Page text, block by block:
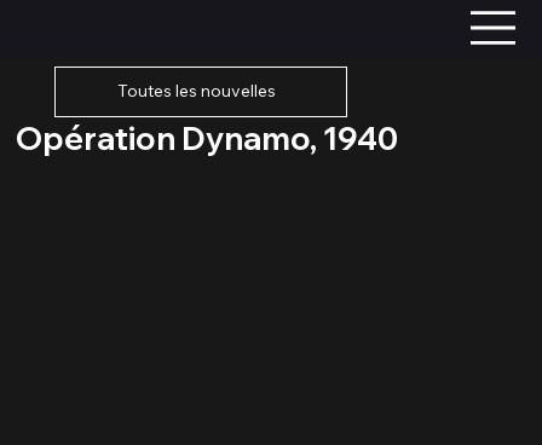
Toutes les nouvelles
Opération Dynamo, 1940